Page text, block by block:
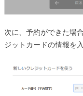
次に、予約ができた場
ジットカードの情報を